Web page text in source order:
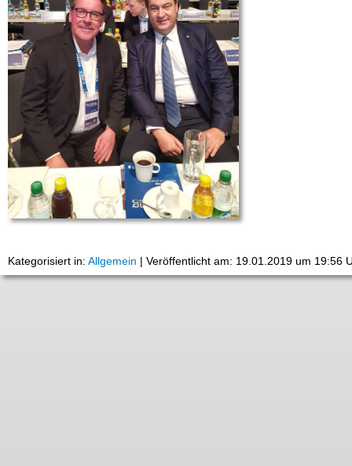
Kategorisiert in: Allgemein | Veröffentlicht am: 19.01.2019 um 19:56